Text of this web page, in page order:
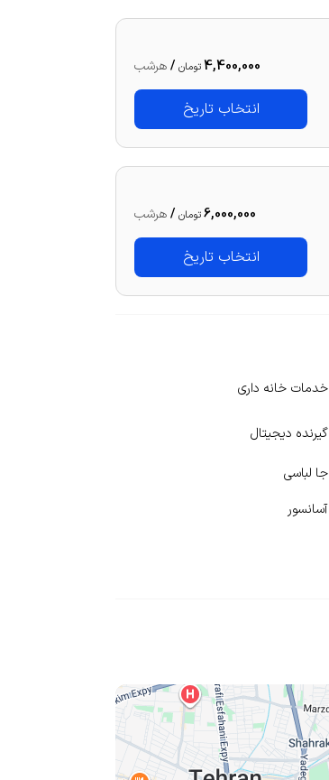
4,400,000تومان /هرشب
انتخاب تاریخ
6,000,000تومان /هرشب
انتخاب تاریخ
خدمات خانه داری
گیرنده دیجیتال
جا لباسی
آسانسور